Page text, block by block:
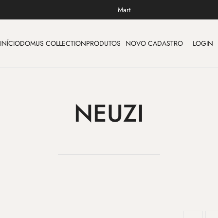
Mart
INÍCIODOMUS COLLECTIONPRODUTOS NOVO CADASTRO LOGIN
NEUZI